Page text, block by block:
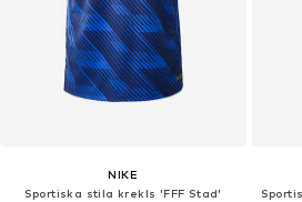
NIKE
Sportiska stila krekls 'FFF Stad'